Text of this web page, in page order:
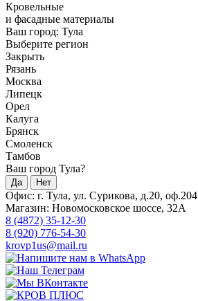
Кровельные
и фасадные материалы
Ваш город: Тула
Выберите регион
Закрыть
Рязань
Москва
Липецк
Орел
Калуга
Брянск
Смоленск
Тамбов
Ваш город Тула?
Да Нет
Офис: г. Тула, ул. Сурикова, д.20, оф.204
Магазин: Новомосковское шоссе, 32А
8 (4872) 35-12-30
8 (920) 776-54-30
krovp1us@mail.ru